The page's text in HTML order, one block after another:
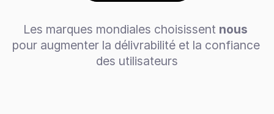
Les marques mondiales choisissent nous
pour augmenter la délivrabilité et la confiance
des utilisateurs